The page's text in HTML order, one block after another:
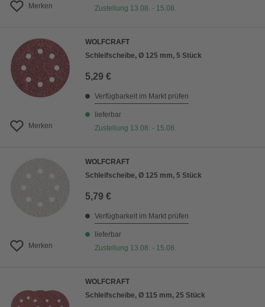
Merken
Zustellung 13.08. - 15.08.
Merken
WOLFCRAFT
Schleifscheibe, Ø 125 mm, 5 Stück
5,29 €
Verfügbarkeit im Markt prüfen
lieferbar
Zustellung 13.08. - 15.08.
Merken
WOLFCRAFT
Schleifscheibe, Ø 125 mm, 5 Stück
5,79 €
Verfügbarkeit im Markt prüfen
lieferbar
Zustellung 13.08. - 15.08.
WOLFCRAFT
Schleifscheibe, Ø 115 mm, 25 Stück